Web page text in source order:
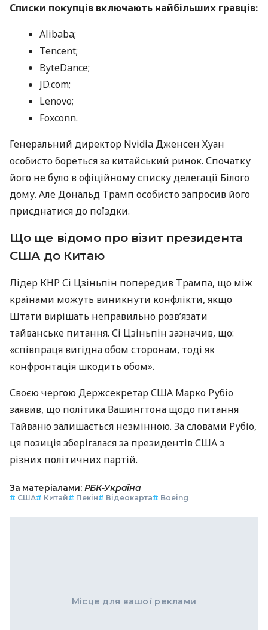
Списки покупців включають найбільших гравців:
Alibaba;
Tencent;
ByteDance;
JD.com;
Lenovo;
Foxconn.
Генеральний директор Nvidia Дженсен Хуан
особисто бореться за китайський ринок. Спочатку
його не було в офіційному списку делегації Білого
дому. Але Дональд Трамп особисто запросив його
приєднатися до поїздки.
Що ще відомо про візит президента
США до Китаю
Лідер КНР Сі Цзіньпін попередив Трампа, що між
країнами можуть виникнути конфлікти, якщо
Штати вирішать неправильно розв’язати
тайванське питання. Сі Цзіньпін зазначив, що:
«співпраця вигідна обом сторонам, тоді як
конфронтація шкодить обом».
Своєю чергою Держсекретар США Марко Рубіо
заявив, що політика Вашингтона щодо питання
Тайваню залишається незмінною. За словами Рубіо,
ця позиція зберігалася за президентів США з
різних політичних партій.
За матеріалами: РБК-Україна
# США# Китай# Пекін# Відеокарта# Boeing
Місце для вашої реклами